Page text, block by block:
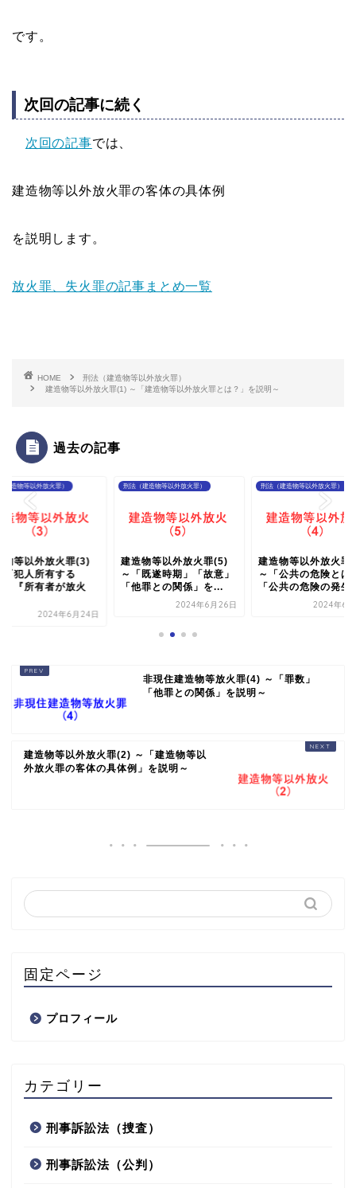
です。
次回の記事に続く
次回の記事では、
建造物等以外放火罪の客体の具体例
を説明します。
放火罪、失火罪の記事まとめ一覧
HOME
刑法（建造物等以外放火罪）
建造物等以外放火罪(1) ～「建造物等以外放火罪とは？」を説明～
過去の記事
建造物等以外放火罪）
物等以外放火罪(3)
『犯人所有する
・『所有者が放火
2024年6月24日
刑法（建造物等以外放火罪）
建造物等以外放火罪(5)
～「既遂時期」「故意」
「他罪との関係」を...
2024年6月26日
刑法（建造物等以外放火罪）
建造物等以外放火罪
～「公共の危険とは
「公共の危険の発生
2024年6
非現住建造物等放火罪(4) ～「罪数」
「他罪との関係」を説明～
建造物等以外放火罪(2) ～「建造物等以
外放火罪の客体の具体例」を説明～
固定ページ
プロフィール
カテゴリー
刑事訴訟法（捜査）
刑事訴訟法（公判）